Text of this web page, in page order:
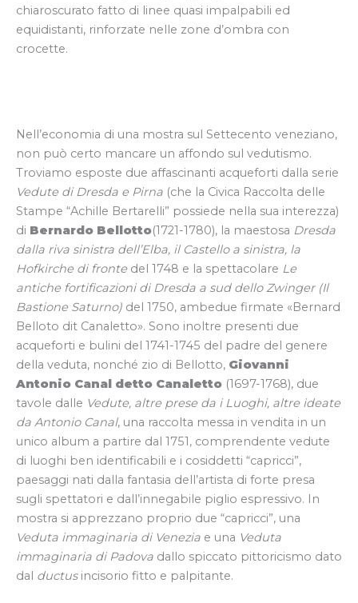
chiaroscurato fatto di linee quasi impalpabili ed
equidistanti, rinforzate nelle zone d’ombra con
crocette.
Nell’economia di una mostra sul Settecento veneziano,
non può certo mancare un affondo sul vedutismo.
Troviamo esposte due affascinanti acqueforti dalla serie
Vedute di Dresda e Pirna (che la Civica Raccolta delle
Stampe “Achille Bertarelli” possiede nella sua interezza)
di Bernardo Bellotto(1721-1780), la maestosa Dresda
dalla riva sinistra dell’Elba, il Castello a sinistra, la
Hofkirche di frontedel 1748 e la spettacolare Le
antiche fortificazioni di Dresda a sud dello Zwinger (Il
Bastione Saturno) del 1750, ambedue firmate «Bernard
Belloto dit Canaletto». Sono inoltre presenti due
acqueforti e bulini del 1741-1745 del padre del genere
della veduta, nonché zio di Bellotto, Giovanni
Antonio Canal detto Canaletto (1697-1768), due
tavole dalle Vedute, altre prese da i Luoghi, altre ideate
da Antonio Canal, una raccolta messa in vendita in un
unico album a partire dal 1751, comprendente vedute
di luoghi ben identificabili e i cosiddetti “capricci”,
paesaggi nati dalla fantasia dell’artista di forte presa
sugli spettatori e dall’innegabile piglio espressivo. In
mostra si apprezzano proprio due “capricci”, una
Veduta immaginaria di Venezia e una Veduta
immaginaria di Padova dallo spiccato pittoricismo dato
dal ductusincisorio fitto e palpitante.